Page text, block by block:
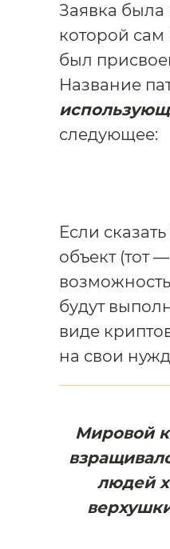
Заявка была
которой сам
был
Название
следующее:
Если
объект (тот
будут
виде
на свои
Мировой
людей